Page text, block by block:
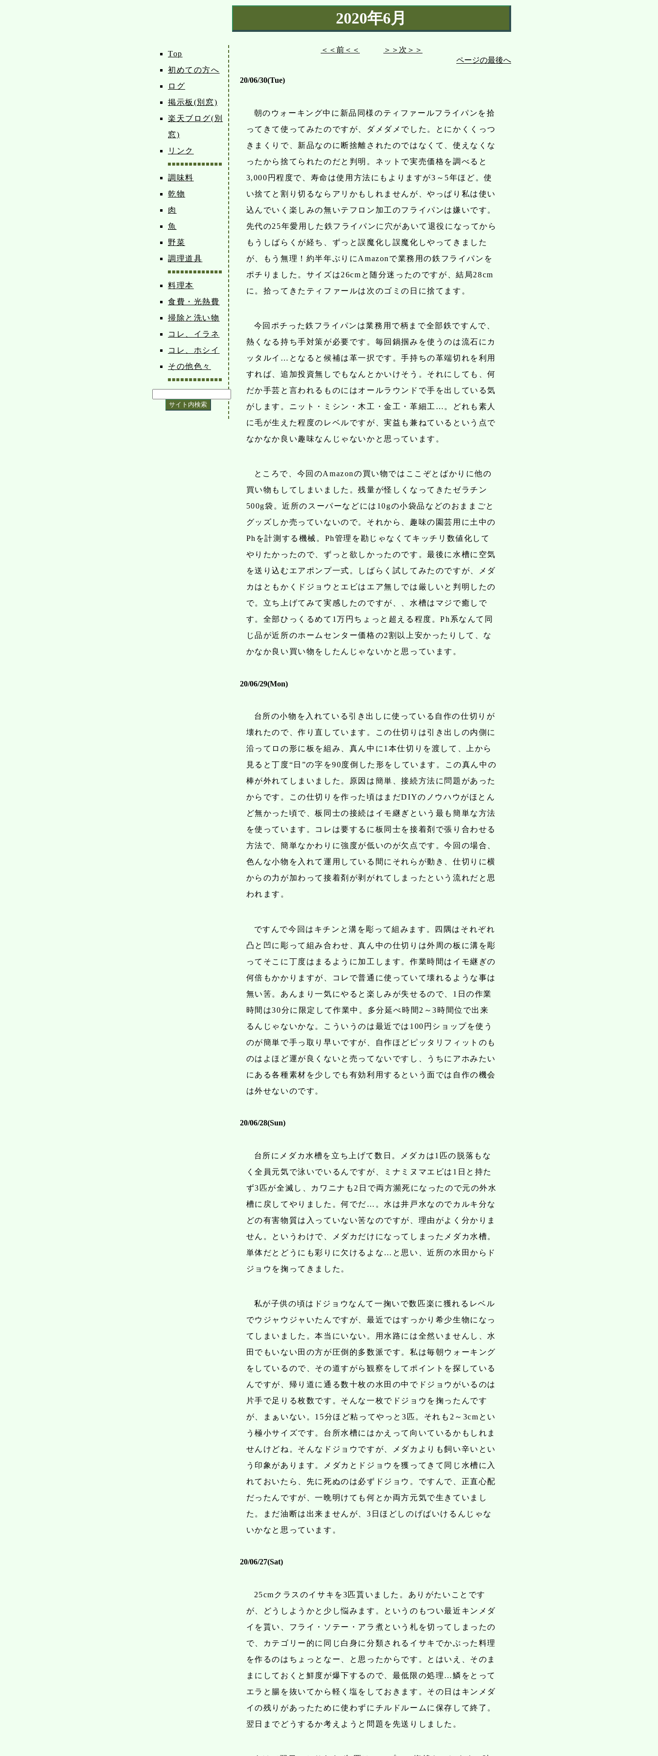
2020年6月
Top
初めての方へ
ログ
掲示板(別窓)
楽天ブログ(別
窓)
リンク
調味料
乾物
肉
魚
野菜
調理道具
料理本
食費・光熱費
掃除と洗い物
コレ、イラネ
コレ、ホシイ
その他色々
＜＜前＜＜
＞＞次＞＞
ページの最後へ
20/06/30(Tue)
朝のウォーキング中に新品同様のティファールフライパンを拾
ってきて使ってみたのですが、ダメダメでした。とにかくくっつ
きまくりで、新品なのに断捨離されたのではなくて、使えなくな
ったから捨てられたのだと判明。ネットで実売価格を調べると
3,000円程度で、寿命は使用方法にもよりますが3～5年ほど。使
い捨てと割り切るならアリかもしれませんが、やっぱり私は使い
込んでいく楽しみの無いテフロン加工のフライパンは嫌いです。
先代の25年愛用した鉄フライパンに穴があいて退役になってから
もうしばらくが経ち、ずっと誤魔化し誤魔化しやってきました
が、もう無理！約半年ぶりにAmazonで業務用の鉄フライパンを
ポチりました。サイズは26cmと随分迷ったのですが、結局28cm
に。拾ってきたティファールは次のゴミの日に捨てます。
今回ポチった鉄フライパンは業務用で柄まで全部鉄ですんで、
熱くなる持ち手対策が必要です。毎回鍋掴みを使うのは流石にカ
ッタルイ…となると候補は革一択です。手持ちの革端切れを利用
すれば、追加投資無しでもなんとかいけそう。それにしても、何
だか手芸と言われるものにはオールラウンドで手を出している気
がします。ニット・ミシン・木工・金工・革細工…。どれも素人
に毛が生えた程度のレベルですが、実益も兼ねているという点で
なかなか良い趣味なんじゃないかと思っています。
ところで、今回のAmazonの買い物ではここぞとばかりに他の
買い物もしてしまいました。残量が怪しくなってきたゼラチン
500g袋。近所のスーパーなどには10gの小袋品などのおままごと
グッズしか売っていないので。それから、趣味の園芸用に土中の
Phを計測する機械。Ph管理を勘じゃなくてキッチリ数値化して
やりたかったので、ずっと欲しかったのです。最後に水槽に空気
を送り込むエアポンプ一式。しばらく試してみたのですが、メダ
カはともかくドジョウとエビはエア無しでは厳しいと判明したの
で。立ち上げてみて実感したのですが、、水槽はマジで癒しで
す。全部ひっくるめて1万円ちょっと超える程度。Ph系なんて同
じ品が近所のホームセンター価格の2割以上安かったりして、な
かなか良い買い物をしたんじゃないかと思っています。
20/06/29(Mon)
台所の小物を入れている引き出しに使っている自作の仕切りが
壊れたので、作り直しています。この仕切りは引き出しの内側に
沿ってロの形に板を組み、真ん中に1本仕切りを渡して、上から
見ると丁度“日”の字を90度倒した形をしています。この真ん中の
棒が外れてしまいました。原因は簡単、接続方法に問題があった
からです。この仕切りを作った頃はまだDIYのノウハウがほとん
ど無かった頃で、板同士の接続はイモ継ぎという最も簡単な方法
を使っています。コレは要するに板同士を接着剤で張り合わせる
方法で、簡単なかわりに強度が低いのが欠点です。今回の場合、
色んな小物を入れて運用している間にそれらが動き、仕切りに横
からの力が加わって接着剤が剥がれてしまったという流れだと思
われます。
ですんで今回はキチンと溝を彫って組みます。四隅はそれぞれ
凸と凹に彫って組み合わせ、真ん中の仕切りは外周の板に溝を彫
ってそこに丁度はまるように加工します。作業時間はイモ継ぎの
何倍もかかりますが、コレで普通に使っていて壊れるような事は
無い筈。あんまり一気にやると楽しみが失せるので、1日の作業
時間は30分に限定して作業中。多分延べ時間2～3時間位で出来
るんじゃないかな。こういうのは最近では100円ショップを使う
のが簡単で手っ取り早いですが、自作ほどピッタリフィットのも
のはよほど運が良くないと売ってないですし、うちにアホみたい
にある各種素材を少しでも有効利用するという面では自作の機会
は外せないのです。
20/06/28(Sun)
台所にメダカ水槽を立ち上げて数日。メダカは1匹の脱落もな
く全員元気で泳いでいるんですが、ミナミヌマエビは1日と持た
ず3匹が全滅し、カワニナも2日で両方瀕死になったので元の外水
槽に戻してやりました。何でだ…。水は井戸水なのでカルキ分な
どの有害物質は入っていない筈なのですが、理由がよく分かりま
せん。というわけで、メダカだけになってしまったメダカ水槽。
単体だとどうにも彩りに欠けるよな…と思い、近所の水田からド
ジョウを掬ってきました。
私が子供の頃はドジョウなんて一掬いで数匹楽に獲れるレベル
でウジャウジャいたんですが、最近ではすっかり希少生物になっ
てしまいました。本当にいない。用水路には全然いませんし、水
田でもいない田の方が圧倒的多数派です。私は毎朝ウォーキング
をしているので、その道すがら観察をしてポイントを探している
んですが、帰り道に通る数十枚の水田の中でドジョウがいるのは
片手で足りる枚数です。そんな一枚でドジョウを掬ったんです
が、まぁいない。15分ほど粘ってやっと3匹。それも2～3cmとい
う極小サイズです。台所水槽にはかえって向いているかもしれま
せんけどね。そんなドジョウですが、メダカよりも飼い辛いとい
う印象があります。メダカとドジョウを獲ってきて同じ水槽に入
れておいたら、先に死ぬのは必ずドジョウ。ですんで、正直心配
だったんですが、一晩明けても何とか両方元気で生きていまし
た。まだ油断は出来ませんが、3日ほどしのげばいけるんじゃな
いかなと思っています。
20/06/27(Sat)
25cmクラスのイサキを3匹貰いました。ありがたいことです
が、どうしようかと少し悩みます。というのもつい最近キンメダ
イを貰い、フライ・ソテー・アラ煮という札を切ってしまったの
で、カテゴリー的に同じ白身に分類されるイサキでかぶった料理
を作るのはちょっとなー、と思ったからです。とはいえ、そのま
まにしておくと鮮度が爆下するので、最低限の処理…鱗をとって
エラと腸を抜いてから軽く塩をしておきます。その日はキンメダ
イの残りがあったために使わずにチルドルームに保存して終了。
翌日までどうするか考えようと問題を先送りしました。